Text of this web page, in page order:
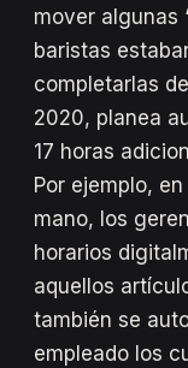
mover algunas
baristas
completarlas
2020, planea
17 horas
Por ejemplo,
mano, los
horarios
aquellos
también se
empleado los